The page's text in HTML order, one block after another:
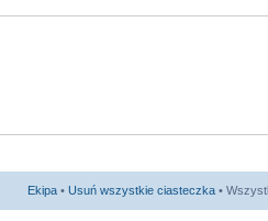
Ekipa • Usuń wszystkie ciasteczka •